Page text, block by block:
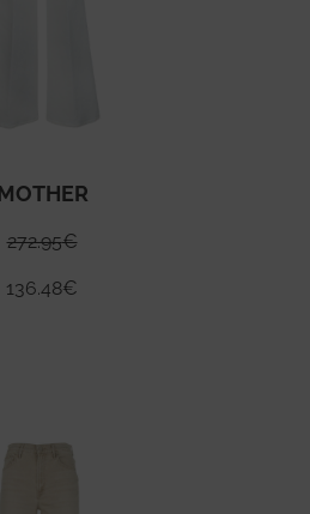
272.95€
136.48€